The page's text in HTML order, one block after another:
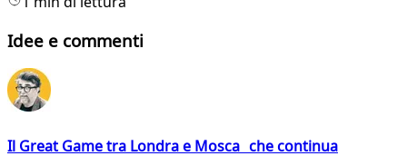
Idee e commenti
Il Great Game tra Londra e Mosca che continua